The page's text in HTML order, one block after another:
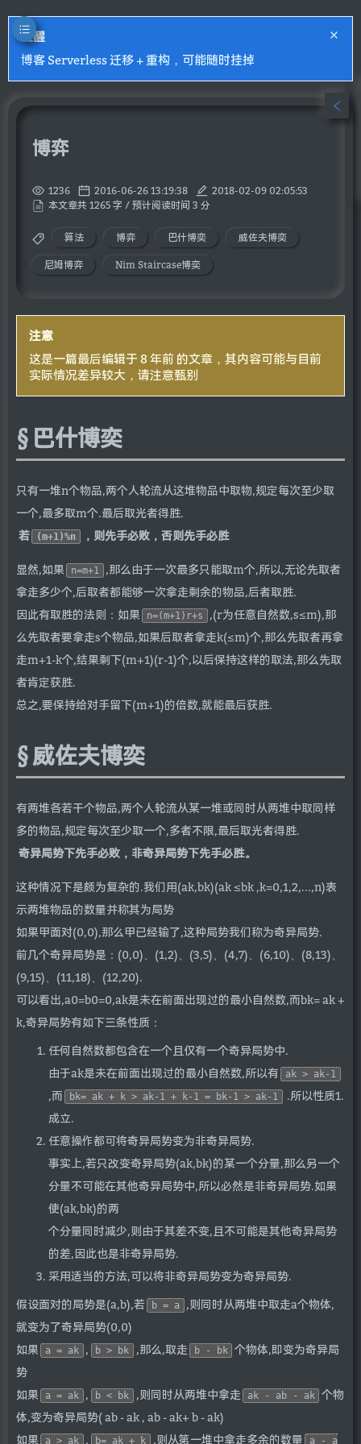
提醒
博客 Serverless 迁移 + 重构，可能随时挂掉
博弈
1236 2016-06-26 13:19:38
2018-02-09 02:05:53
本文章共 1265 字 / 预计阅读时间 3 分
算法 博弈 巴什博奕 威佐夫博奕
尼姆博弈 Nim Staircase博奕
注意
这是一篇最后编辑于 8 年前 的文章，其内容可能与目前
实际情况差异较大，请注意甄别
巴什博奕
只有一堆n个物品,两个人轮流从这堆物品中取物,规定每次至少取
一个,最多取m个.最后取光者得胜.
若
(m+1)%n ，则先手必败，否则先手必胜
显然,如果 n=m+1
,那么由于一次最多只能取m个,所以,无论先取者
拿走多少个,后取者都能够一次拿走剩余的物品,后者取胜.
因此有取胜的法则：如果
n=(m+1)r+s
,(r为任意自然数,s≤m),那
么先取者要拿走s个物品,如果后取者拿走k(≤m)个,那么先取者再拿
走m+1-k个,结果剩下(m+1)(r-1)个,以后保持这样的取法,那么先取
者肯定获胜.
总之,要保持给对手留下(m+1)的倍数,就能最后获胜.
威佐夫博奕
有两堆各若干个物品,两个人轮流从某一堆或同时从两堆中取同样
多的物品,规定每次至少取一个,多者不限,最后取光者得胜.
奇异局势下先手必败，非奇异局势下先手必胜。
这种情况下是颇为复杂的.我们用(ak,bk)(ak ≤bk ,k=0,1,2,...,n)表
示两堆物品的数量并称其为局势
如果甲面对(0,0),那么甲已经输了,这种局势我们称为奇异局势.
前几个奇异局势是：(0,0)、(1,2)、(3,5)、(4,7)、(6,10)、(8,13)、
(9,15)、(11,18)、(12,20).
可以看出,a0=b0=0,ak是未在前面出现过的最小自然数,而bk= ak +
k,奇异局势有如下三条性质：
任何自然数都包含在一个且仅有一个奇异局势中.
由于ak是未在前面出现过的最小自然数,所以有
ak > ak-1
,而 bk= ak + k > ak-1 + k-1 = bk-1 > ak-1
.所以性质1.
成立.
任意操作都可将奇异局势变为非奇异局势.
事实上,若只改变奇异局势(ak,bk)的某一个分量,那么另一个
分量不可能在其他奇异局势中,所以必然是非奇异局势.如果
使(ak,bk)的两
个分量同时减少,则由于其差不变,且不可能是其他奇异局势
的差,因此也是非奇异局势.
采用适当的方法,可以将非奇异局势变为奇异局势.
假设面对的局势是(a,b),若 b = a
,则同时从两堆中取走a个物体,
就变为了奇异局势(0,0)
如果
a = ak , b > bk ,那么,取走 b - bk 个物体,即变为奇异局
势
如果
a = ak , b < bk ,则同时从两堆中拿走 ak - ab - ak 个物
体,变为奇异局势( ab - ak , ab - ak+ b - ak)
如果
a > ak , b= ak + k ,则从第一堆中拿走多余的数量 a - a